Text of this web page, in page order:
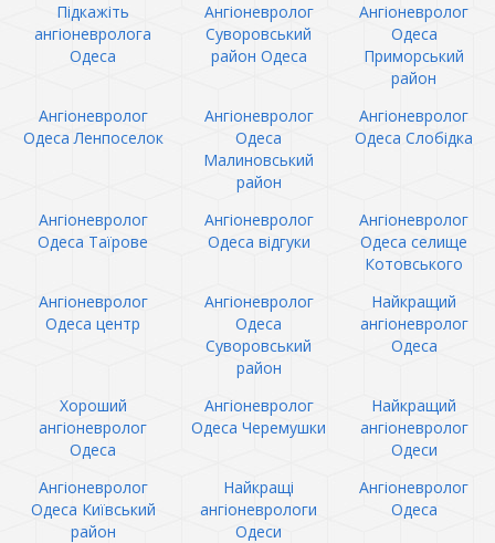
Підкажіть
ангіоневролога
Одеса
Ангіоневролог
Суворовський
район Одеса
Ангіоневролог
Одеса
Приморський
район
Ангіоневролог
Одеса Ленпоселок
Ангіоневролог
Одеса
Малиновський
район
Ангіоневролог
Одеса Слобідка
Ангіоневролог
Одеса Таїрове
Ангіоневролог
Одеса відгуки
Ангіоневролог
Одеса селище
Котовського
Ангіоневролог
Одеса центр
Ангіоневролог
Одеса
Суворовський
район
Найкращий
ангіоневролог
Одеса
Хороший
ангіоневролог
Одеса
Ангіоневролог
Одеса Черемушки
Найкращий
ангіоневролог
Одеси
Ангіоневролог
Одеса Київський
район
Найкращі
ангіоневрологи
Одеси
Ангіоневролог
Одеса